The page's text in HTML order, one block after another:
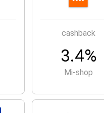
cashback
3.4%
Mi-shop